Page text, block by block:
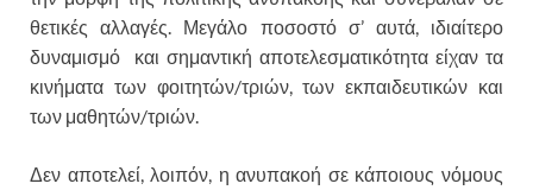
θετικές αλλαγές. Μεγάλο ποσοστό σ’ αυτά, ιδιαίτερο
δυναμισμό και σημαντική αποτελεσματικότητα είχαν τα
κινήματα των φοιτητών/τριών, των εκπαιδευτικών και
των μαθητών/τριών.
Δεν αποτελεί, λοιπόν, η ανυπακοή σε κάποιους νόμους